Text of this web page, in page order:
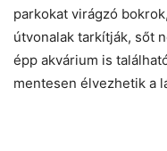
parkokat virágzó
útvonalak tarkítják, sőt
épp akvárium is
mentesen élvezhetik a